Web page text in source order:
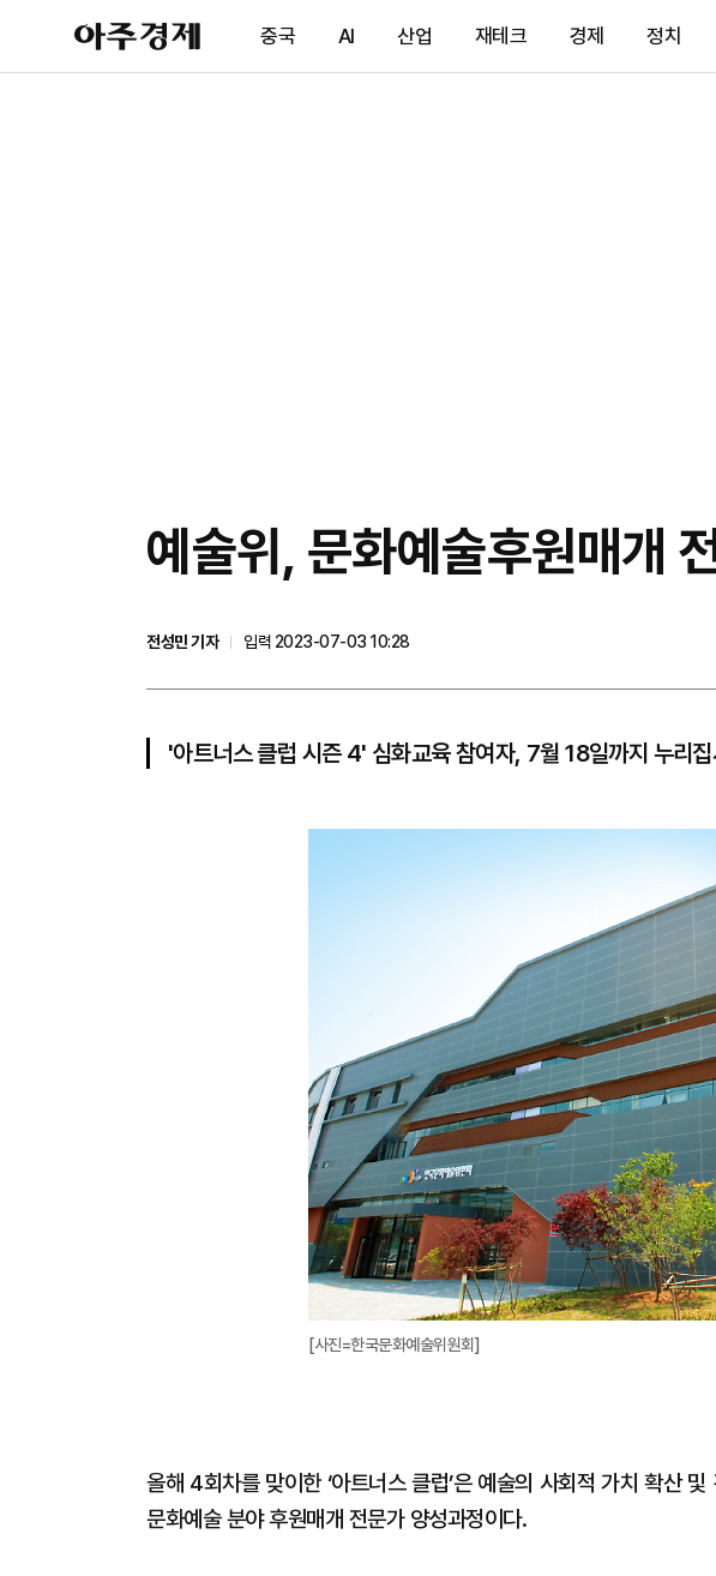
아
주
제
중국 AI 산업 재테크 경제 정치
예술위, 문화예술후원매개
전성민 기자
입력 2023-07-03 10:28
'아트너스 클럽 시즌 4' 심화교육 참여자, 7월 18일까지 누리
[사진=한국문화예술위원회]
올해 4회차를 맞이한 ‘아트너스 클럽’은 예술의 사회적 가치 확산
문화예술 분야 후원매개 전문가 양성과정이다.